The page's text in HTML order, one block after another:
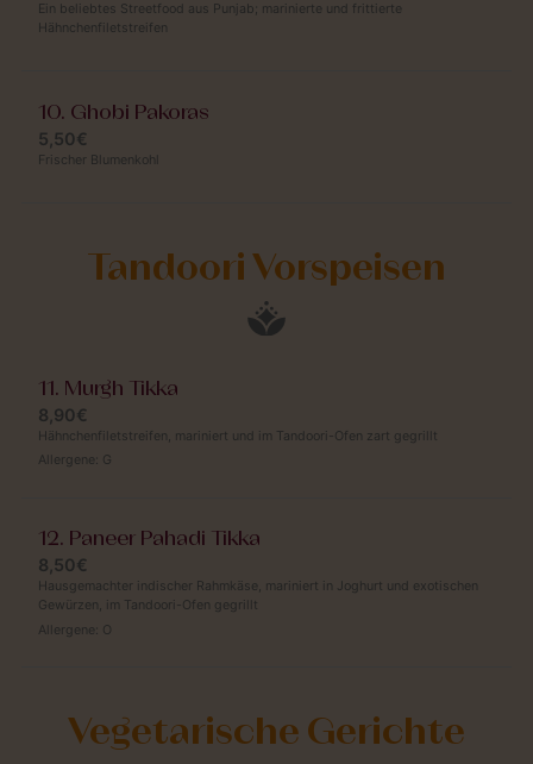
Ein beliebtes Streetfood aus Punjab; marinierte und frittierte
Hähnchenfiletstreifen
10. Ghobi Pakoras
5,50€
Frischer Blumenkohl
Tandoori Vorspeisen
11. Murgh Tikka
8,90€
Hähnchenfiletstreifen, mariniert und im Tandoori-Ofen zart gegrillt
Allergene: G
12. Paneer Pahadi Tikka
8,50€
Hausgemachter indischer Rahmkäse, mariniert in Joghurt und exotischen
Gewürzen, im Tandoori-Ofen gegrillt
Allergene: O
Vegetarische Gerichte